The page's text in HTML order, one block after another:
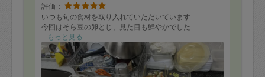
評価：
いつも旬の食材を取り入れていただいています
今回はそら豆の卵とじ、見た目も鮮やかでした
もっと見る